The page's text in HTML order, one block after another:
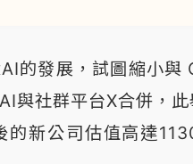
的發展，試圖縮小與
與社群平台X合併，
新公司估值高達